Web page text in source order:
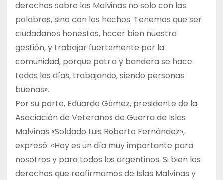
derechos sobre las Malvinas no solo con las
palabras, sino con los hechos. Tenemos que ser
ciudadanos honestos, hacer bien nuestra
gestión, y trabajar fuertemente por la
comunidad, porque patria y bandera se hace
todos los días, trabajando, siendo personas
buenas».
Por su parte, Eduardo Gómez, presidente de la
Asociación de Veteranos de Guerra de Islas
Malvinas «Soldado Luis Roberto Fernández»,
expresó: «Hoy es un día muy importante para
nosotros y para todos los argentinos. Si bien los
derechos que reafirmamos de Islas Malvinas y